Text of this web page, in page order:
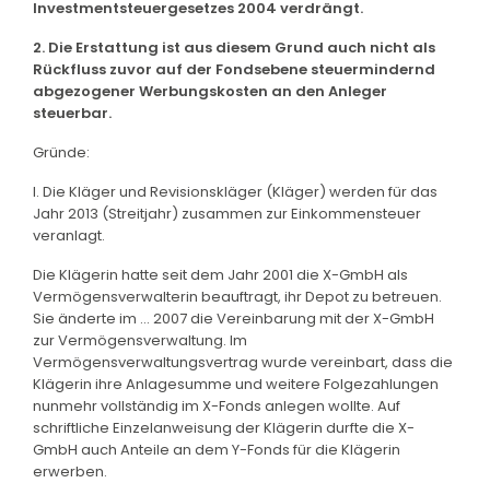
Investmentsteuergesetzes 2004 verdrängt.
2. Die Erstattung ist aus diesem Grund auch nicht als
Rückfluss zuvor auf der Fondsebene steuermindernd
abgezogener Werbungskosten an den Anleger
steuerbar.
Gründe:
I. Die Kläger und Revisionskläger (Kläger) werden für das
Jahr 2013 (Streitjahr) zusammen zur Einkommensteuer
veranlagt.
Die Klägerin hatte seit dem Jahr 2001 die X-GmbH als
Vermögensverwalterin beauftragt, ihr Depot zu betreuen.
Sie änderte im ... 2007 die Vereinbarung mit der X-GmbH
zur Vermögensverwaltung. Im
Vermögensverwaltungsvertrag wurde vereinbart, dass die
Klägerin ihre Anlagesumme und weitere Folgezahlungen
nunmehr vollständig im X-Fonds anlegen wollte. Auf
schriftliche Einzelanweisung der Klägerin durfte die X-
GmbH auch Anteile an dem Y-Fonds für die Klägerin
erwerben.